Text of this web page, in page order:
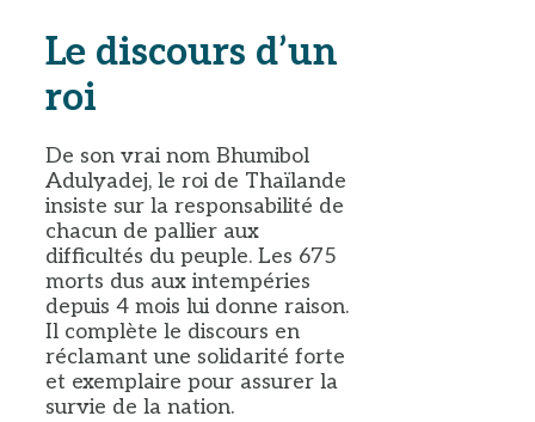
Le discours d’un
roi
De son vrai nom Bhumibol
Adulyadej, le roi de Thaïlande
insiste sur la responsabilité de
chacun de pallier aux
difficultés du peuple. Les 675
morts dus aux intempéries
depuis 4 mois lui donne raison.
Il complète le discours en
réclamant une solidarité forte
et exemplaire pour assurer la
survie de la nation.